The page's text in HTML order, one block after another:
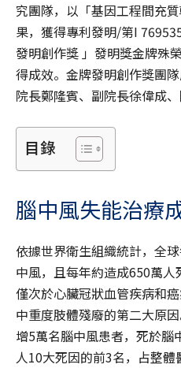
究團隊，以「基因工程間充
果，獲得專利發明/第I
發明創作獎 」發明獎金牌殊
得成效。金牌發明創作獎團
院長鄭隆賓、副院長徐偉成
目錄
腦中風失能治療
依據世界衛生組織統計，全
中風，且每年約造成650萬
僅次於心臟冠狀血管疾病和
中重度肢體殘廢的第二大原
增5萬名腦中風患者，死於腦
人10大死因的前3名，占整